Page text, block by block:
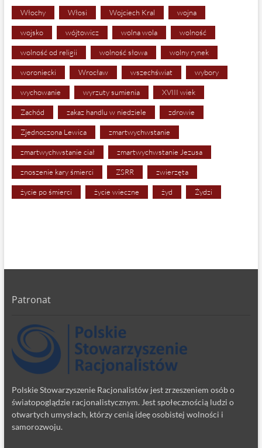
Włochy Włosi Wojciech Kral wojna
wojsko wójtowicz wolna wola wolność
wolność od religii wolność słowa wolny rynek
woroniecki Wrocław wszechświat wybory
wychowanie wyrzuty sumienia XVIII wiek
Zachód zakaz handlu w niedziele zdrowie
Zjednoczona Lewica zmartwychwstanie
zmartwychwstanie ciał zmartwychwstanie Jezusa
znoszenie kary śmierci ZSRR zwierzęta
życie po śmierci życie wieczne żyd Żydzi
Patronat
Polskie Stowarzyszenie Racjonalistów jest zrzeszeniem osób o
światopoglądzie racjonalistycznym. Jest społecznością ludzi o
otwartych umysłach, którzy cenią ideę osobistej wolności i
samorozwoju.